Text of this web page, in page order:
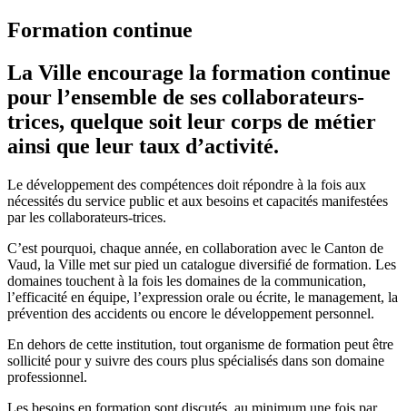
Formation continue
La Ville encourage la formation continue
pour l’ensemble de ses collaborateurs-
trices, quelque soit leur corps de métier
ainsi que leur taux d’activité.
Le développement des compétences doit répondre à la fois aux
nécessités du service public et aux besoins et capacités manifestées
par les collaborateurs-trices.
C’est pourquoi, chaque année, en collaboration avec le Canton de
Vaud, la Ville met sur pied un catalogue diversifié de formation. Les
domaines touchent à la fois les domaines de la communication,
l’efficacité en équipe, l’expression orale ou écrite, le management, la
prévention des accidents ou encore le développement personnel.
En dehors de cette institution, tout organisme de formation peut être
sollicité pour y suivre des cours plus spécialisés dans son domaine
professionnel.
Les besoins en formation sont discutés, au minimum une fois par